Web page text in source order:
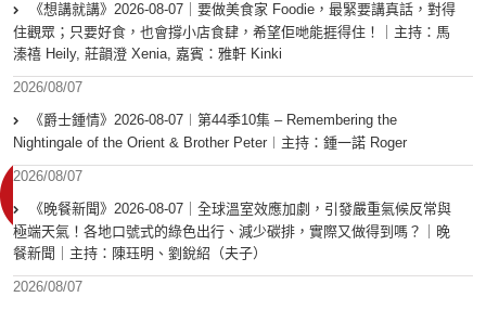
《想講就講》2026-08-07｜要做美食家 Foodie，最緊要講真話，對得
住觀眾；只要好食，也會撐小店食肆，希望佢哋能捱得住！｜主持：馬
溱禧 Heily, 莊韻澄 Xenia, 嘉賓：雅軒 Kinki
2026/08/07
《爵士鍾情》2026-08-07︱第44季10集 – Remembering the
Nightingale of the Orient & Brother Peter︱主持：鍾一諾 Roger
2026/08/07
《晚餐新聞》2026-08-07｜全球溫室效應加劇，引發嚴重氣候反常與
極端天氣！各地口號式的綠色出行、減少碳排，實際又做得到嗎？｜晚
餐新聞｜主持：陳珏明、劉銳紹（夫子）
2026/08/07